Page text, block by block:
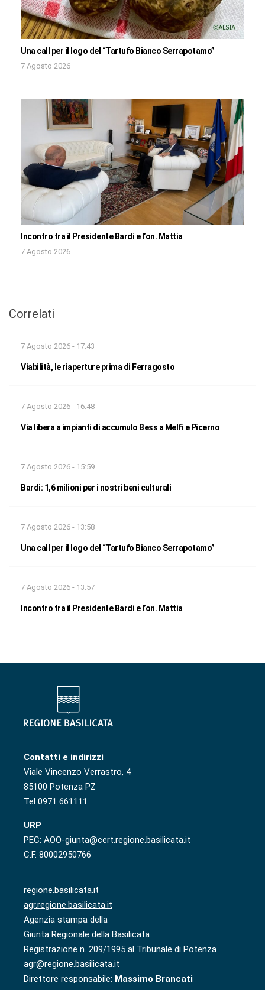
Una call per il logo del “Tartufo Bianco Serrapotamo”
7 Agosto 2026
Incontro tra il Presidente Bardi e l’on. Mattia
7 Agosto 2026
Correlati
7 Agosto 2026 - 17:43
Viabilità, le riaperture prima di Ferragosto
7 Agosto 2026 - 16:48
Via libera a impianti di accumulo Bess a Melfi e Picerno
7 Agosto 2026 - 15:59
Bardi: 1,6 milioni per i nostri beni culturali
7 Agosto 2026 - 13:58
Una call per il logo del “Tartufo Bianco Serrapotamo”
7 Agosto 2026 - 13:57
Incontro tra il Presidente Bardi e l’on. Mattia
Contatti e indirizzi
Viale Vincenzo Verrastro, 4
85100 Potenza PZ
Tel 0971 661111
URP
PEC: AOO-giunta@cert.regione.basilicata.it
C.F. 80002950766
regione.basilicata.it
agr.regione.basilicata.it
Agenzia stampa della
Giunta Regionale della Basilicata
Registrazione n. 209/1995 al Tribunale di Potenza
agr@regione.basilicata.it
Direttore responsabile: Massimo Brancati